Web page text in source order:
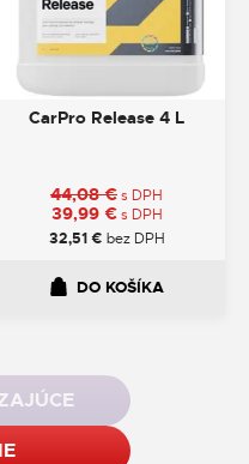
CarPro Release 4 L
44,08€s DPH
39,99 € s DPH
32,51€ bez DPH
DO KOŠÍKA